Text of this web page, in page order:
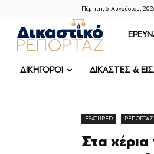
Πέμπτη, 6 Αυγούστου,
ΔΙΚΗΓΟΡΟΙ ΔΙΚΑΣΤΕΣ &
FEATURED ΡΕΠΟΡΤΑΖ
Στα χέρια